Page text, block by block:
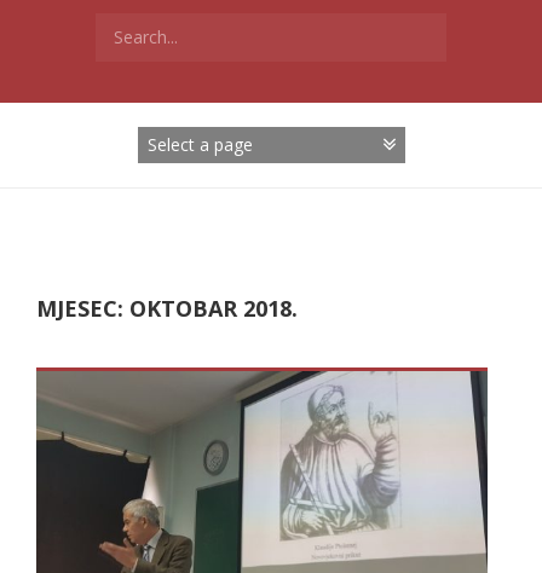
for:
MJESEC: OKTOBAR 2018.